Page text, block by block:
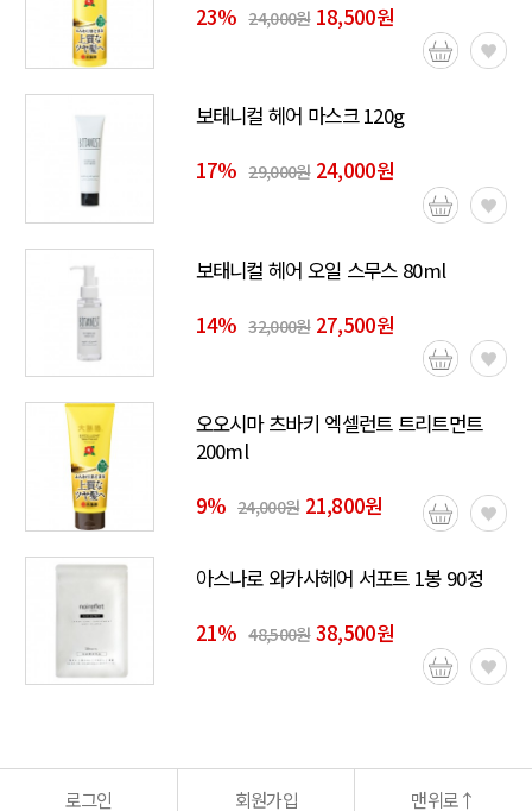
23% 24,000원18,500원
보태니컬 헤어 마스크 120g
17% 29,000원24,000원
보태니컬 헤어 오일 스무스 80ml
14% 32,000원27,500원
오오시마 츠바키 엑셀런트 트리트먼트
200ml
9% 24,000원21,800원
아스나로 와카사헤어 서포트 1봉 90정
21% 48,500원38,500원
로그인 회원가입 맨위로↑